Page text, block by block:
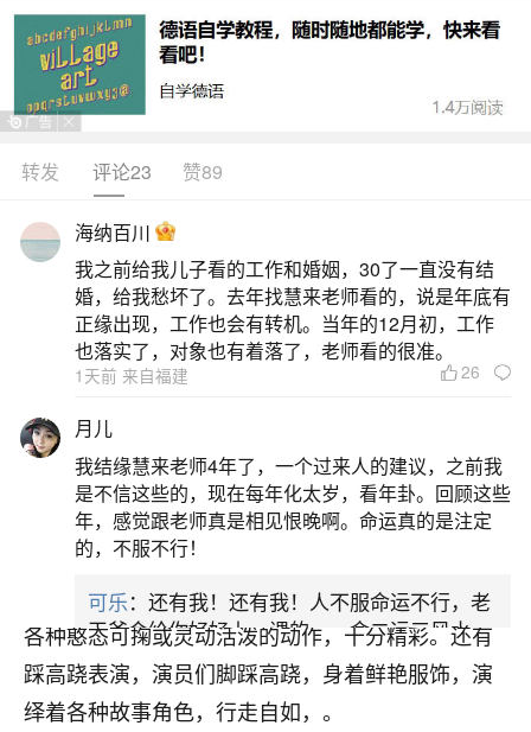
一、西安初五去哪里玩比较好
西安初五可以去以下地方游玩：西安荟聚：活
动时间从2026年1月23日持续至3月3日，正月初五
正处于活动期间。活动亮点丰富，有舞狮表演，能
运祝福；皮影戏展现民间艺术的独特魅力；新春花
市与新春市集可购买到各类特色年货和纪念品；新
春剪纸秀能欣赏到精美的剪纸艺术，适合全家一起
前往体验。幸福林带：
二、正月初五西安周边那里有社火
正月初五西安周边有不少地方会举办社火活
动，以下为你介绍一些可能的地点：一、周至水街
1.社火特色：这里的社火表演形式多样，有舞龙舞
狮，巨龙在舞龙者的操控下翻腾跳跃，狮子则做出
各种憨态可掬或灵动活泼的动作，十分精彩。还有
踩高跷表演，演员们脚踩高跷，身着鲜艳服饰，演
绎着各种故事角色，行走自如，。
转发 评论23 赞89
海纳百川
我之前给我儿子看的工作和婚姻，30了一直没有结
婚，给我愁坏了。去年找慧来老师看的，说是年底有
正缘出现，工作也会有转机。当年的12月初，工作
也落实了，对象也有着落了，老师看的很准。
1天前 来自福建 26
月儿
我结缘慧来老师4年了，一个过来人的建议，之前我
是不信这些的，现在每年化太岁，看年卦。回顾这些
年，感觉跟老师真是相见恨晚啊。命运真的是注定
的，不服不行！
可乐：还有我！还有我！人不服命运不行，老
天爷会给你好好上一课的。一命二运三风水，
哪样不服都不行！
平安是福：我也是每年找老师化太岁，看年
卦，认识老师3年了，都是缘分啊！